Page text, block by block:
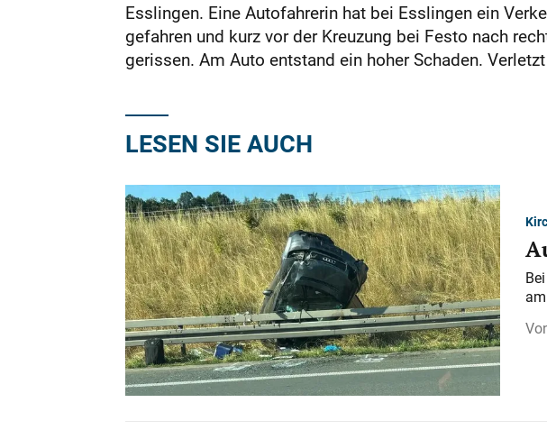
Esslingen. Eine Autofahrerin hat bei Esslingen ein
gefahren und kurz vor der Kreuzung bei Festo nach
gerissen. Am Auto entstand ein hoher Schaden.
LESEN SIE AUCH